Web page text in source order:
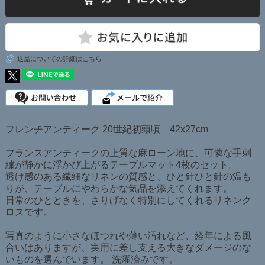
返品についての詳細はこちら
フレンチアンティーク 20世紀初頭頃 42x27cm
フランスアンティークの上質な麻ローン地に、可憐な手刺
繍が静かに浮かび上がるテーブルマット4枚のセット。
透け感のある繊細なリネンの質感と、ひと針ひと針の温も
りが、テーブルにやわらかな気品を添えてくれます。
日常のひとときを、さりげなく特別にしてくれるリネンク
ロスです。
写真のように小さなほつれや薄い汚れなど、経年による風
合いはありますが、実用に差し支える大きなダメージのな
いものを選んでいます。 洗濯済みです。